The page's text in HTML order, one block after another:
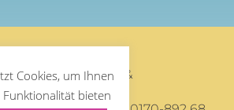
2026 – Supervision &
Cookies, um Ihnen
bieten